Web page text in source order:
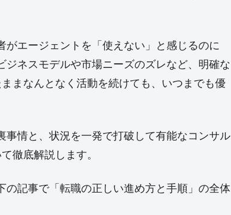
エージェントを「使えない」と感じるのに
ネスモデルや市場ニーズのズレなど、明確な
まなんとなく活動を続けても、いつまでも優
情と、状況を一発で打破して有能なコンサル
徹底解説します。
記事で「転職の正しい進め方と手順」の全体